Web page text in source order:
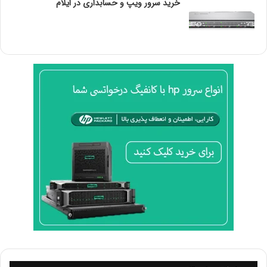
این اسلات تعبیه شده بر روی مادر برد انواع سرور های رکمونت
SFP پشتیبانی می کند و حتی قابلیت ساپورت شبکه های فیبر
نوری یا LAN را نیز دارد .
می توان گفت بسته به نوع کارتی که در آن به کار گرفته می
شود ، می توان حداکثر سرعت 10 گیگابایت بر ثانیه ، به جهت
انتقال دیتا و اطلاعات را با آن تجربه کرد ؛ اما در برخی مدل های
نسل جدید و پیشرفته تر ، کارت های نصب شده بر روی اسلات
ها ، سرعتی معادل 25 گیگابایت بر ثانیه تا 40 گیگابایت بر ثانیه
این کارت از قابلیت line – rat full برخوردار است که به واسطه
آن ، می توانیم عملکرد مناسبی از این کارت شبکه در تمامی
پورت ها در کنار مصرف پایین برق تجربه کنیم .
خرید سرور ویپ و حسابداری در ایلام